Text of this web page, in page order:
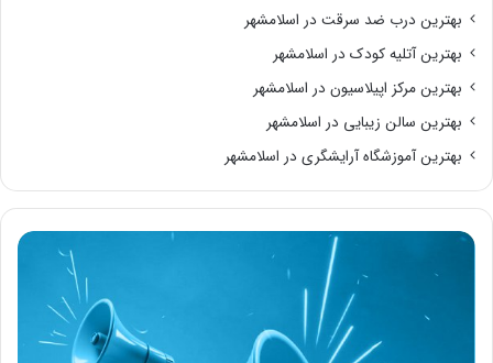
بهترین درب ضد سرقت در اسلامشهر
بهترین آتلیه کودک در اسلامشهر
بهترین مرکز اپیلاسیون در اسلامشهر
بهترین سالن زیبایی در اسلامشهر
بهترین آموزشگاه آرایشگری در اسلامشهر